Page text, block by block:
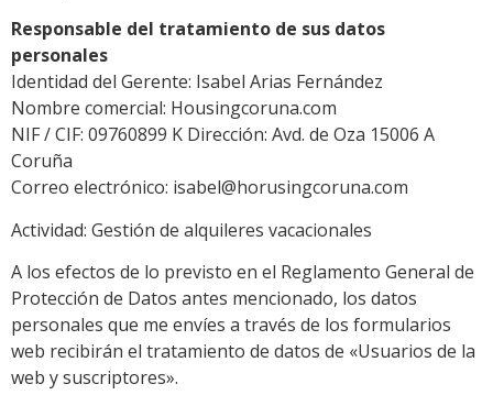
Responsable del tratamiento de sus datos
personales
Identidad del Gerente: Isabel Arias Fernández
Nombre comercial: Housingcoruna.com
NIF / CIF: 09760899 K Dirección: Avd. de Oza 15006 A
Coruña
Correo electrónico: isabel@horusingcoruna.com
Actividad: Gestión de alquileres vacacionales
A los efectos de lo previsto en el Reglamento General de
Protección de Datos antes mencionado, los datos
personales que me envíes a través de los formularios
web recibirán el tratamiento de datos de «Usuarios de la
web y suscriptores».